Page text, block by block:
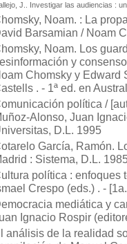
J.. Investigar las audiencias :
Noam. : La
Barsamian / Noam
Noam. Los
y
Chomsky y Edward
. - 1ª ed. en
política /
Alonso, Juan
D.L. 1995
García, Ramón.
: Sistema, D.L.
política : enfoques
Crespo (eds.) . -
mediática y
Ignacio Rospir
análisis de la realidad